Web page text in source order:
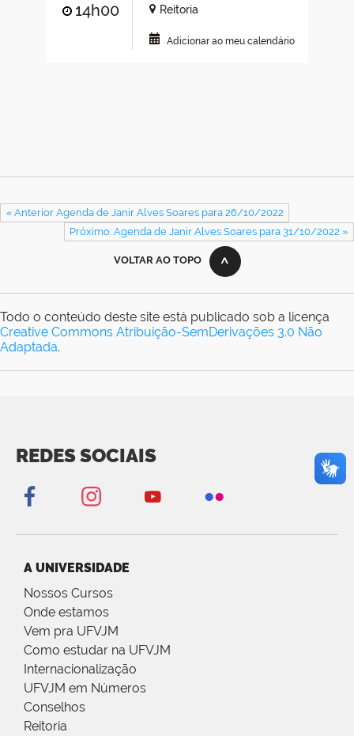
14h00 Reitoria
Adicionar ao meu calendário
« Anterior Agenda de Janir Alves Soares para 26/10/2022
Próximo: Agenda de Janir Alves Soares para 31/10/2022 »
VOLTAR AO TOPO
Todo o conteúdo deste site está publicado sob a licença
Creative Commons Atribuição-SemDerivações 3.0 Não
Adaptada.
REDES SOCIAIS
A UNIVERSIDADE
Nossos Cursos
Onde estamos
Vem pra UFVJM
Como estudar na UFVJM
Internacionalização
UFVJM em Números
Conselhos
Reitoria